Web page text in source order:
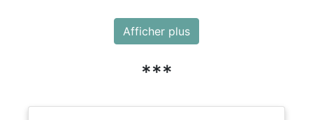
Afficher plus
***